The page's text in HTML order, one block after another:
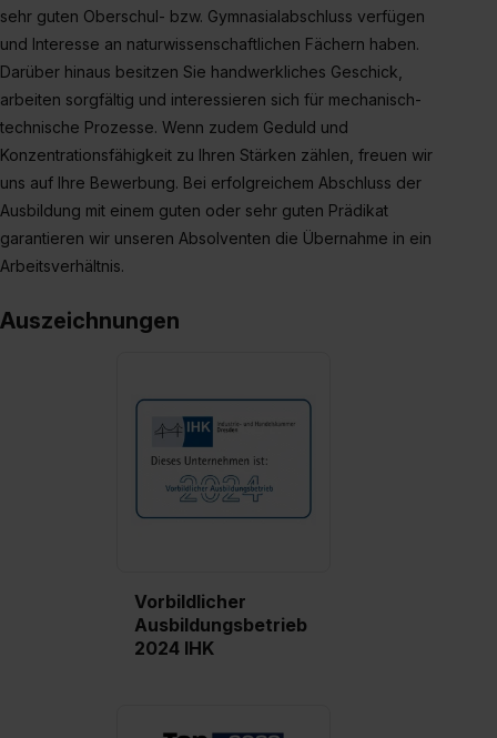
Dienste, ggfs. mit Sitz in den USA, übermittelt werden.
Eine Erlaubnis hierfür kannst du auch später noch im
Einzelfall bei dem jeweiligen Inhalt erteilen. Willst du nur
bestimmte Verwendungszwecke zulassen, triff deine
Auswahl über die Checkboxen und klick auf „Auswahl
erlauben“. Die Einwilligung zur Platzierung von Cookies
der Kategorien „Präferenzen“, „Statistiken“ und „Social
Media und Marketing“ umfasst hierbei die Einwilligung
zur Übermittlung deiner Daten in die USA (Art. 49 Abs. 1
S. 1 lit. a) DS-GVO). Die USA verfügen über kein
II). Du kannst die von dir erteilte Einwilligung jederzeit mit
Einstellungen“ widerrufen. Weitere Informationen zu den
einzelnen Cookies findest du durch Klick auf „Details
zeigen“. Weitere Informationen:
sehr guten Oberschul- bzw. Gymnasialabschluss verfügen
und Interesse an naturwissenschaftlichen Fächern haben.
Darüber hinaus besitzen Sie handwerkliches Geschick,
arbeiten sorgfältig und interessieren sich für mechanisch-
technische Prozesse. Wenn zudem Geduld und
Konzentrationsfähigkeit zu Ihren Stärken zählen, freuen wir
uns auf Ihre Bewerbung. Bei erfolgreichem Abschluss der
Ausbildung mit einem guten oder sehr guten Prädikat
garantieren wir unseren Absolventen die Übernahme in ein
Arbeitsverhältnis.
Auszeichnungen
Vorbildlicher
Ausbildungsbetrieb
2024 IHK